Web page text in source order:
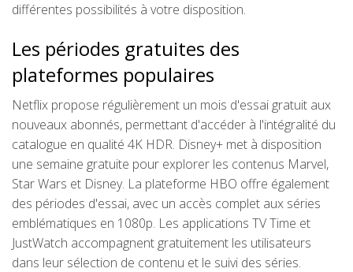
différentes possibilités à votre disposition.
Les périodes gratuites des
plateformes populaires
Netflix propose régulièrement un mois d'essai gratuit aux
nouveaux abonnés, permettant d'accéder à l'intégralité du
catalogue en qualité 4K HDR. Disney+ met à disposition
une semaine gratuite pour explorer les contenus Marvel,
Star Wars et Disney. La plateforme HBO offre également
des périodes d'essai, avec un accès complet aux séries
emblématiques en 1080p. Les applications TV Time et
JustWatch accompagnent gratuitement les utilisateurs
dans leur sélection de contenu et le suivi des séries.